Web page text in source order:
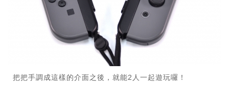
把把手調成這樣的介面之後，就能2人一起遊玩囉！